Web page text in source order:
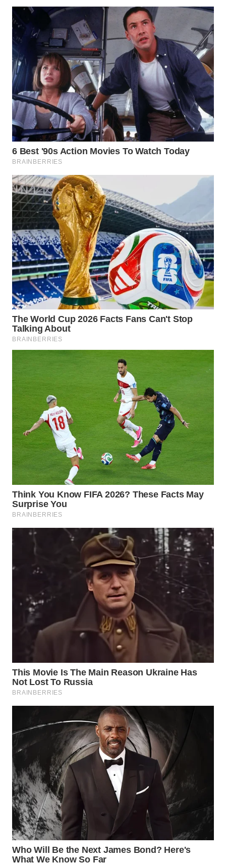
WN
NATUNA
BINTAN
WN
MANDALIKA
WN
LIKUPANG
WN
WN
BORNEO
Wahana
Media
Group
WAHANA
NEWS
TANI
WAHANA
WAHANA
INFRASTRUKTUR
WAHANA
KONSUMEN
WAHANA
LISTRIK
WAHANA
TRAVEL
WAHANA
TV
WAHANANEWS
WAHANANEWS
CO ID
WAHANA
SPORT
WAHANA
WAHANA
SELEB
WAHANA
PERSONA
WAHANA
OTOMOTIF